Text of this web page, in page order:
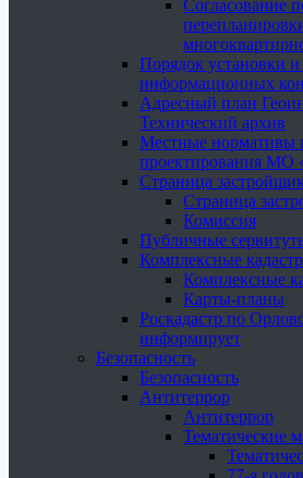
Согласование
Порядок установки и
информационных
Адресный план
Технический архив
Местные нормативы
проектирования МО
Страница
Страница
Комиссия
Публичные
Комплексные
Комплексные
Карты-планы
Роскадастр по
информирует
Безопасность
Безопасность
Антитеррор
Антитеррор
Тематические